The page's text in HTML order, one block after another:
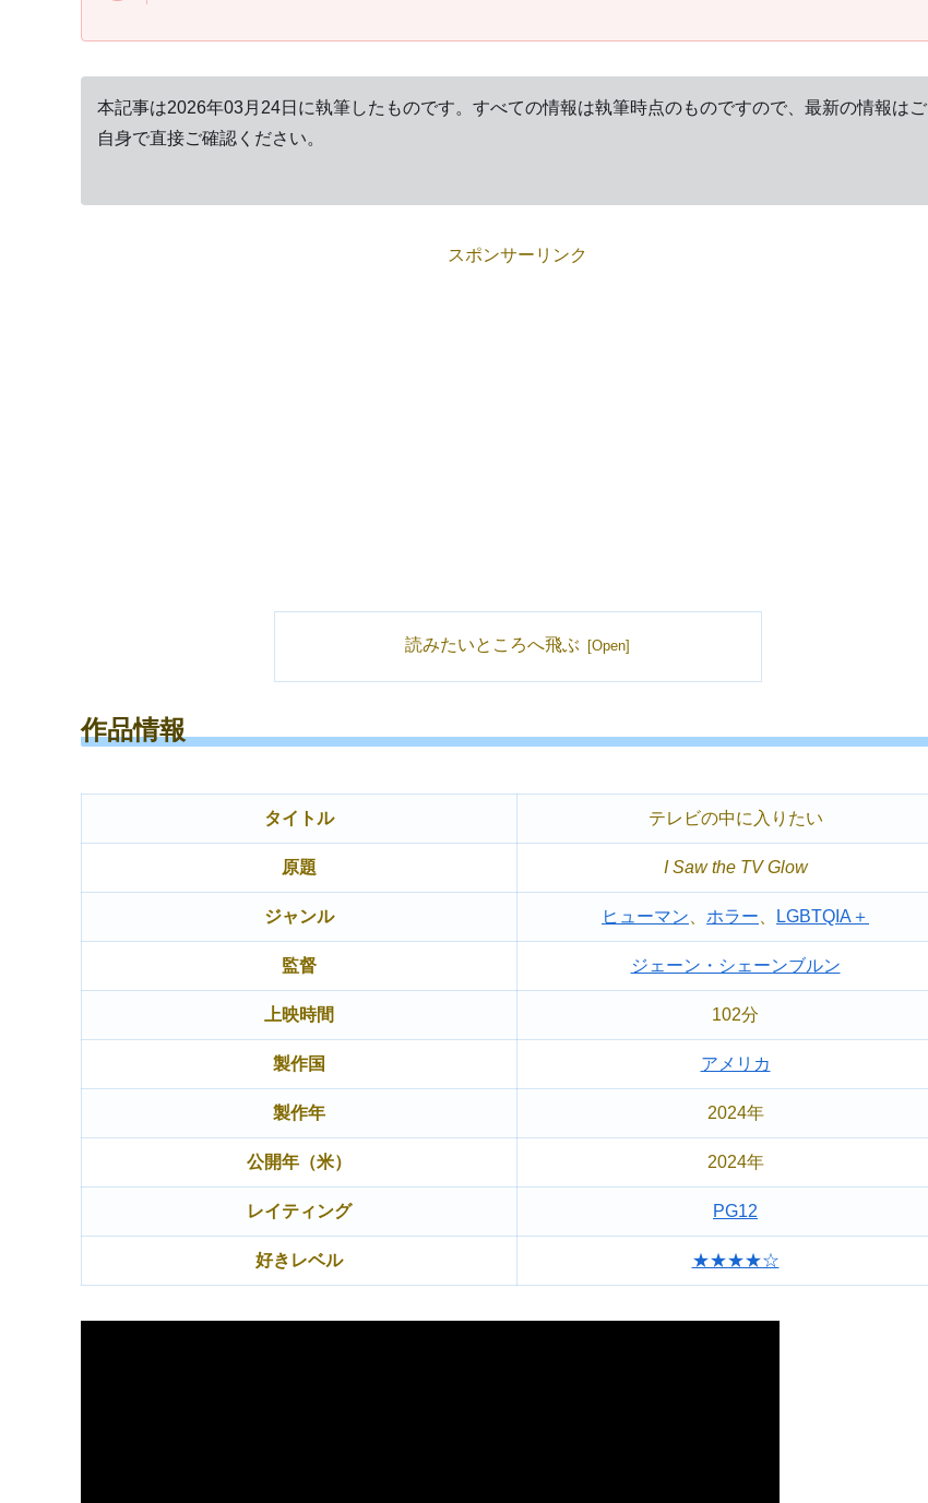
本記事は2026年03月24日に執筆したものです。すべての情報は執筆時点のものですので、最新の情報はご
自身で直接ご確認ください。
スポンサーリンク
読みたいところへ飛ぶ
作品情報
タイトル テレビの中に入りたい
原題 I Saw the TV Glow
ジャンル ヒューマン ホラー LGBTQIA＋
監督 ジェーン・シェーンブルン
上映時間 102分
製作国 アメリカ
製作年 2024年
公開年（米） 2024年
レイティング PG12
好きレベル ★★★★☆